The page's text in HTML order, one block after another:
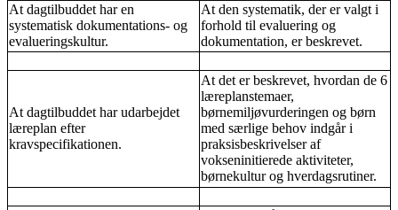
At dagtilbuddet har en
systematisk dokumentations- og
evalueringskultur.
At den systematik, der er valgt i
forhold til evaluering og
dokumentation, er beskrevet.
At dagtilbuddet har udarbejdet
læreplan efter
kravspecifikationen.
At det er beskrevet, hvordan de 6
læreplanstemaer,
børnemiljøvurderingen og børn
med særlige behov indgår i
praksisbeskrivelser af
vokseninitierede aktiviteter,
børnekultur og hverdagsrutiner.